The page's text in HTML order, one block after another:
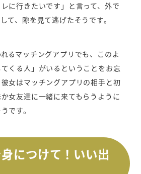
に行きたいです」と言って、外で
て、隙を見て逃げたそうです。
るマッチングアプリでも、このよ
くる人」がいるということをお忘
女はマッチングアプリの相手と初
女友達に一緒に来てもらうように
です。
につけて！いい出